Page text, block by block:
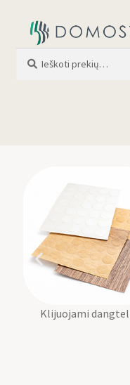
Parduotuvė
Profilis
Klijuojami